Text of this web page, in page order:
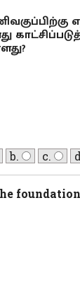
b. c.